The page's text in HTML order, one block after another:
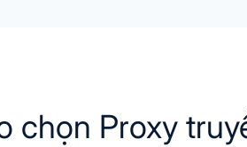
chọn Proxy